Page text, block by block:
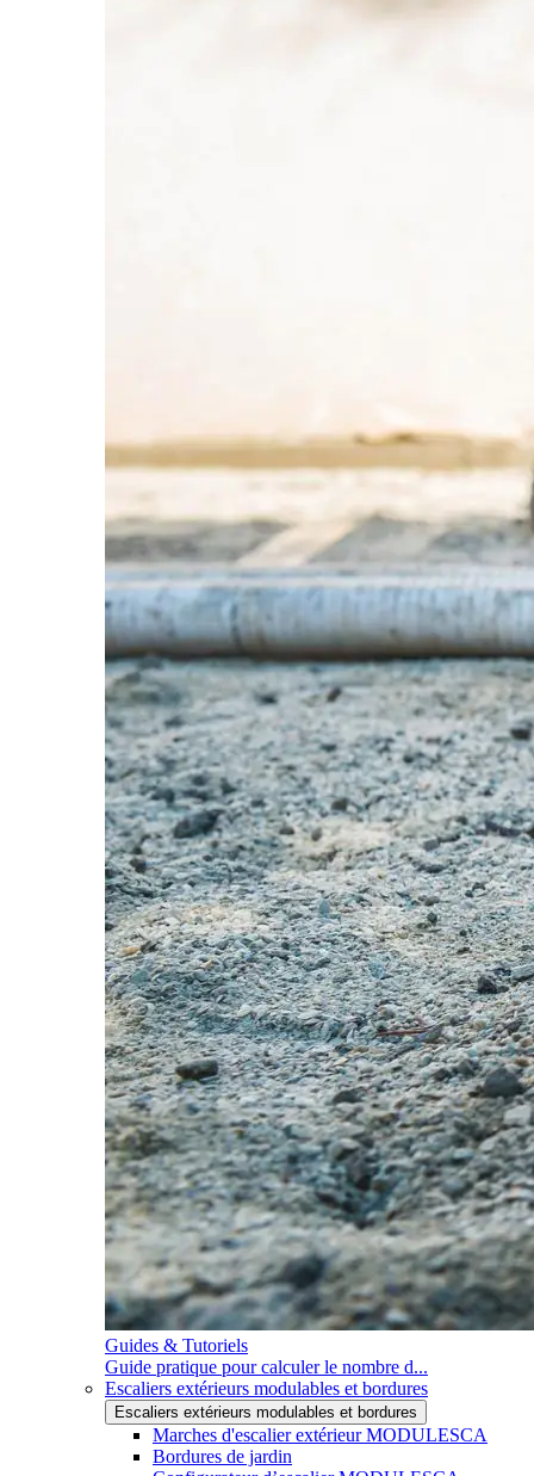
Guides & Tutoriels
Guide pratique pour calculer le nombre d...
Escaliers extérieurs modulables et bordures
Escaliers extérieurs modulables et bordures
Marches d'escalier extérieur MODULESCA
Bordures de jardin